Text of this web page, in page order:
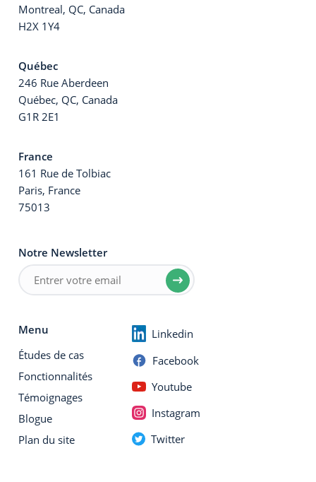
Montreal, QC, Canada
H2X 1Y4
Québec
246 Rue Aberdeen
Québec, QC, Canada
G1R 2E1
France
161 Rue de Tolbiac
Paris, France
75013
Notre Newsletter
Menu
Études de cas
Fonctionnalités
Témoignages
Blogue
Plan du site
Linkedin
Facebook
Youtube
Instagram
Twitter